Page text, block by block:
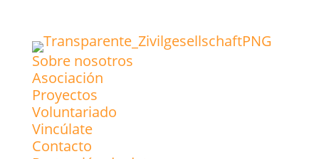
Sobre nosotros
Asociación
Proyectos
Voluntariado
Vincúlate
Contacto